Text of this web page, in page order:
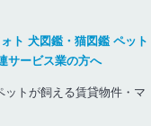
ト 犬図鑑・猫図鑑 ペット
サービス業の方へ
トが飼える賃貸物件・マ